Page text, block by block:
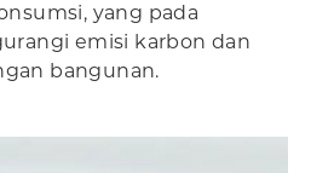
yang pada
emisi karbon dan
bangunan.